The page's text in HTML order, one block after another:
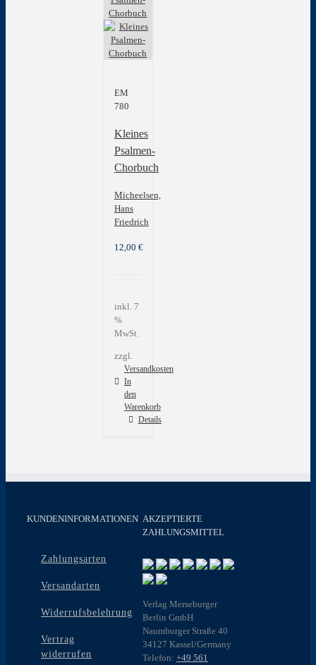
EM
780
Kleines
Psalmen-
Chorbuch
Micheelsen,
Hans
Friedrich
12,00 €
inkl. 7
%
MwSt.
zzgl.
Versandkosten
In
den
Warenkorb
Details
KUNDENINFORMATIONEN
Zahlungsarten
Versandarten
Widerrufsbelehrung
Vertrag
widerrufen
AKZEPTIERTE
ZAHLUNGSMITTEL
Verlag Merseburger
Berlin GmbH
Naumburger Straße 40
34127 Kassel/Germany
Telefon: +49 561